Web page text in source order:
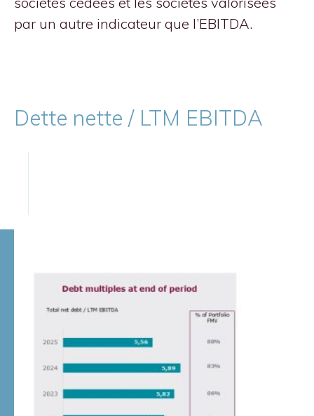
par un autre indicateur que l’EBITDA.
Dette nette / LTM EBITDA